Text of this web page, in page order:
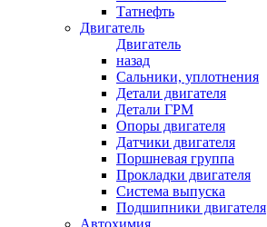
Татнефть
Двигатель
Двигатель
назад
Сальники, уплотнения
Детали двигателя
Детали ГРМ
Опоры двигателя
Датчики двигателя
Поршневая группа
Прокладки двигателя
Система выпуска
Подшипники двигателя
Автохимия